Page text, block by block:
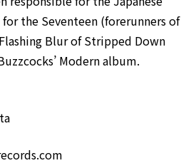
the Seventeen (forerunners of
Blur of Stripped Down
Modern album.